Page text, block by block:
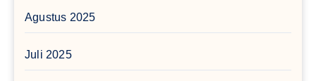
Agustus 2025
Juli 2025